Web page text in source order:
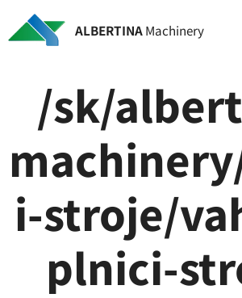
ALBERTINAMachinery
/sk/
i-stroje/
plnici-